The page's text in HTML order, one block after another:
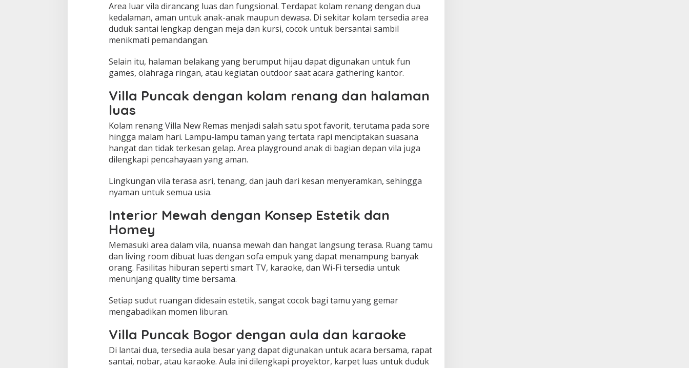
Area luar vila dirancang luas dan fungsional. Terdapat kolam renang dengan dua
kedalaman, aman untuk anak-anak maupun dewasa. Di sekitar kolam tersedia area
duduk santai lengkap dengan meja dan kursi, cocok untuk bersantai sambil
menikmati pemandangan.
Selain itu, halaman belakang yang berumput hijau dapat digunakan untuk fun
games, olahraga ringan, atau kegiatan outdoor saat acara gathering kantor.
Villa Puncak dengan kolam renang dan halaman
luas
Kolam renang Villa New Remas menjadi salah satu spot favorit, terutama pada sore
hingga malam hari. Lampu-lampu taman yang tertata rapi menciptakan suasana
hangat dan tidak terkesan gelap. Area playground anak di bagian depan vila juga
dilengkapi pencahayaan yang aman.
Lingkungan vila terasa asri, tenang, dan jauh dari kesan menyeramkan, sehingga
nyaman untuk semua usia.
Interior Mewah dengan Konsep Estetik dan
Homey
Memasuki area dalam vila, nuansa mewah dan hangat langsung terasa. Ruang tamu
dan living room dibuat luas dengan sofa empuk yang dapat menampung banyak
orang. Fasilitas hiburan seperti smart TV, karaoke, dan Wi-Fi tersedia untuk
menunjang quality time bersama.
Setiap sudut ruangan didesain estetik, sangat cocok bagi tamu yang gemar
mengabadikan momen liburan.
Villa Puncak Bogor dengan aula dan karaoke
Di lantai dua, tersedia aula besar yang dapat digunakan untuk acara bersama, rapat
santai, nobar, atau karaoke. Aula ini dilengkapi proyektor, karpet luas untuk duduk